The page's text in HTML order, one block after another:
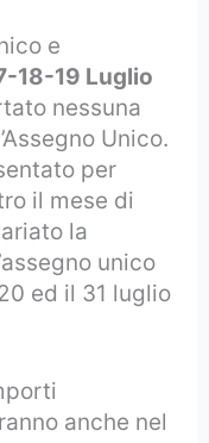
e
18-19 Luglio
nessuna
Unico.
per
il mese di
la
unico
ed il 31 luglio
anche nel